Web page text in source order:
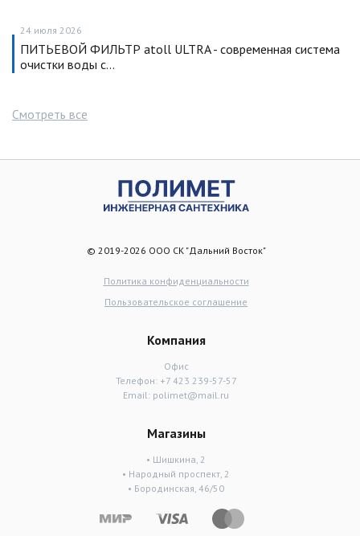
24 июля 2026
ПИТЬЕВОЙ ФИЛЬТР atoll ULTRA - современная система
очистки воды с…
Смотреть все
© 2019-2026 ООО СК "Дальний Восток"
Политика конфиденциальности
Пользовательское соглашение
Компания
Офис
Телефон: +7 423 239-57-57
Email: polimet@mail.ru
Магазины
• Шишкина, 2
• Народный проспект, 2
• Бородинская, 46/50